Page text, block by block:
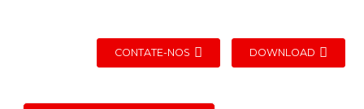
CONTATE-NOS DOWNLOAD